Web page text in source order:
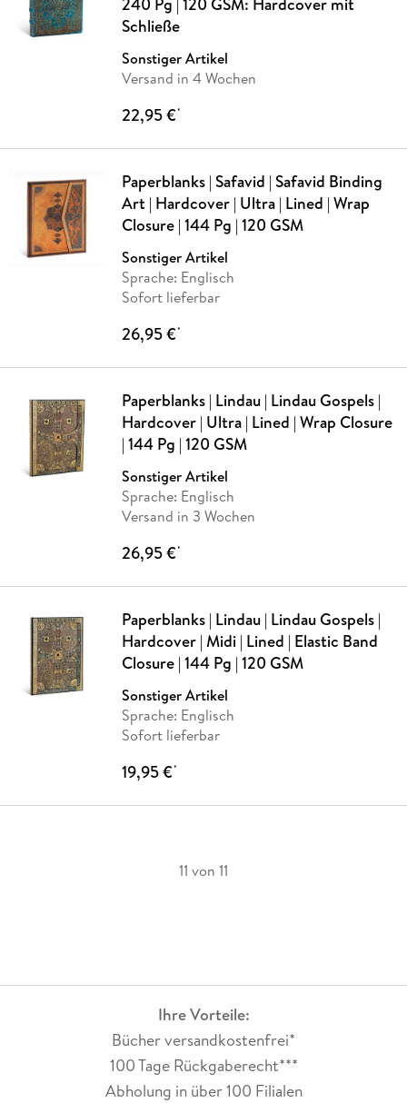
Schließe
Sonstiger Artikel
Versand in 4 Wochen
22,95 €*
Paperblanks | Safavid | Safavid Binding
Art | Hardcover | Ultra | Lined | Wrap
Closure | 144 Pg | 120 GSM
Sonstiger Artikel
Sprache: Englisch
Sofort lieferbar
26,95 €*
Paperblanks | Lindau | Lindau Gospels |
Hardcover | Ultra | Lined | Wrap Closure
| 144 Pg | 120 GSM
Sonstiger Artikel
Sprache: Englisch
Versand in 3 Wochen
26,95 €*
Paperblanks | Lindau | Lindau Gospels |
Hardcover | Midi | Lined | Elastic Band
Closure | 144 Pg | 120 GSM
Sonstiger Artikel
Sprache: Englisch
Sofort lieferbar
19,95 €*
11 von 11
Ihre Vorteile:
Bücher versandkostenfrei*
100 Tage Rückgaberecht***
Abholung in über 100 Filialen